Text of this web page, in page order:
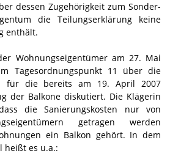
dessen Zugehörigkeit zum Sonder-
die Teilungserklärung keine
enthält.
Wohnungseigentümer am 27. Mai
Tagesordnungspunkt 11 über die
für die bereits am 19. April 2007
der Balkone diskutiert. Die Klägerin
die Sanierungskosten nur von
getragen werden
ein Balkon gehört. In dem
heißt es u.a.: